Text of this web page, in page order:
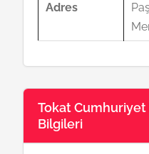
Adres
Tokat Cumhuriyet
Bilgileri